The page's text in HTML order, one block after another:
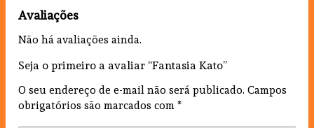
Avaliações
Não há avaliações ainda.
Seja o primeiro a avaliar “Fantasia Kato”
O seu endereço de e-mail não será publicado. Campos
obrigatórios são marcados com *